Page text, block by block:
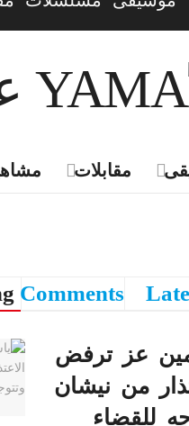
مقابلات
Comments
عز ترفض
من نيشان
للقضاء